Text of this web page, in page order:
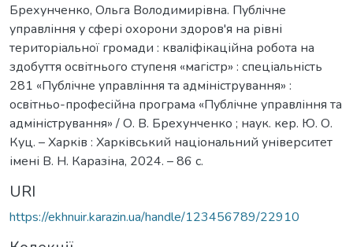
Брехунченко, Ольга Володимирівна. Публічне
управління у сфері охорони здоров'я на рівні
територіальної громади : кваліфікаційна робота на
здобуття освітнього ступеня «магістр» : спеціальність
281 «Публічне управління та адміністрування» :
освітньо-професійна програма «Публічне управління та
адміністрування» / О. В. Брехунченко ; наук. кер. Ю. О.
Куц. – Харків : Харківський національний університет
імені В. Н. Каразіна, 2024. – 86 с.
URI
https://ekhnuir.karazin.ua/handle/123456789/22910